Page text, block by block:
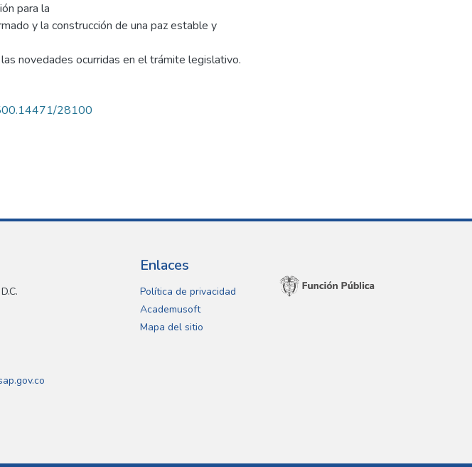
para la
y la construcción de una paz estable y
novedades ocurridas en el trámite legislativo.
28100
Enlaces
Política de privacidad
Academusoft
Mapa del sitio